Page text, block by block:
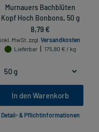
Murnauers Bachblüten
Kopf Hoch Bonbons, 50 g
8,79 €
inkl. MwSt. zzgl. Versandkosten
Lieferbar
175,80 € / kg
In den Warenkorb
Detail- & Pflichtinformationen